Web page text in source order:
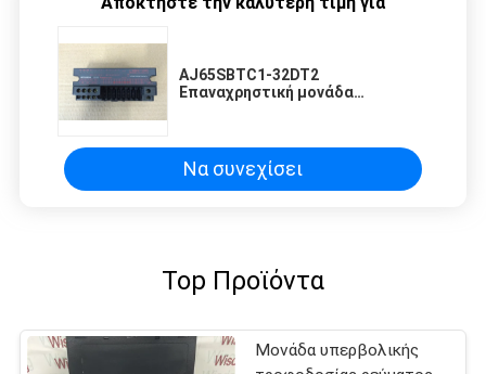
AJ65SBTC1-32DT2
Επαναχρηστική μονάδα
Να συνεχίσει
Top Προϊόντα
Μονάδα υπερβολικής